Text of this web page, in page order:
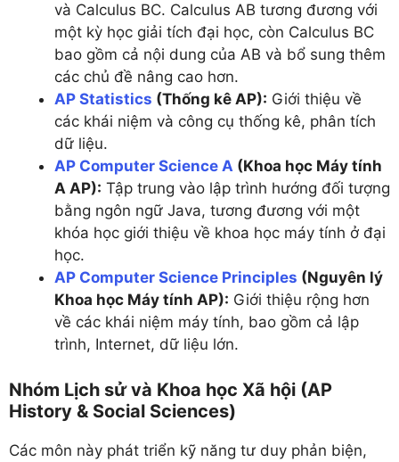
và Calculus BC. Calculus AB tương đương với
một kỳ học giải tích đại học, còn Calculus BC
bao gồm cả nội dung của AB và bổ sung thêm
các chủ đề nâng cao hơn.
AP Statistics (Thống kê AP): Giới thiệu về
các khái niệm và công cụ thống kê, phân tích
dữ liệu.
AP Computer Science A (Khoa học Máy tính
A AP): Tập trung vào lập trình hướng đối tượng
bằng ngôn ngữ Java, tương đương với một
khóa học giới thiệu về khoa học máy tính ở đại
học.
AP Computer Science Principles (Nguyên lý
Khoa học Máy tính AP): Giới thiệu rộng hơn
về các khái niệm máy tính, bao gồm cả lập
trình, Internet, dữ liệu lớn.
Nhóm Lịch sử và Khoa học Xã hội (AP
History & Social Sciences)
Các môn này phát triển kỹ năng tư duy phản biện,